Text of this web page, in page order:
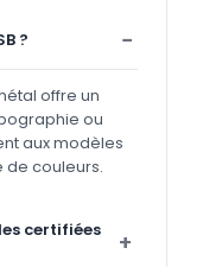
?
offre un
ou
aux modèles
de couleurs.
certifiées